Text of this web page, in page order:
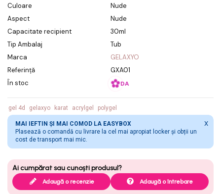
Culoare
Nude
Aspect
Nude
Capacitate recipient
30ml
Tip Ambalaj
Tub
Marca
GELAXYO
Referință
GXA01
În stoc
DA
gel 4d gelaxyo karat acrylgel polygel
MAI IEFTIN ȘI MAI COMOD LA EASYBOX
Plasează o comandă cu livrare la cel mai apropiat locker și obții un
cost de transport mai mic.
X
Adaugă o recenzie Adaugă o întrebare